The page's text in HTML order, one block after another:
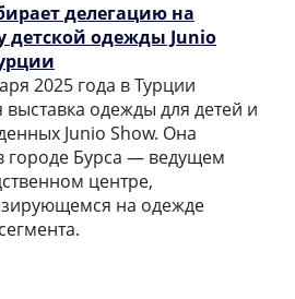
делегацию на
детской одежды Junio
2025 года в Турции
выставка одежды для детей и
Junio Show. Она
городе Бурса — ведущем
центре,
на одежде